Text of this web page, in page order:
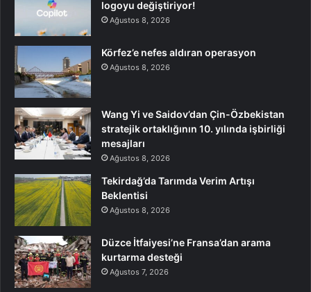
logoyu değiştiriyor!
Ağustos 8, 2026
Körfez’e nefes aldıran operasyon
Ağustos 8, 2026
Wang Yi ve Saidov’dan Çin-Özbekistan
stratejik ortaklığının 10. yılında işbirliği
mesajları
Ağustos 8, 2026
Tekirdağ’da Tarımda Verim Artışı
Beklentisi
Ağustos 8, 2026
Düzce İtfaiyesi’ne Fransa’dan arama
kurtarma desteği
Ağustos 7, 2026